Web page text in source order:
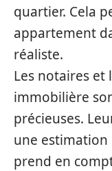
quartier. Cela
appartement
réaliste.
Les notaires et
immobilière
précieuses.
une
prend en